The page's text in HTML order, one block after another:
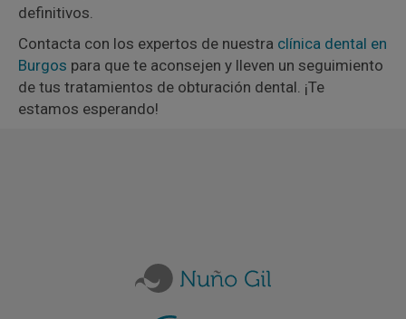
definitivos.
Contacta con los expertos de nuestra clínica dental en
Burgos para que te aconsejen y lleven un seguimiento
de tus tratamientos de obturación dental. ¡Te
estamos esperando!